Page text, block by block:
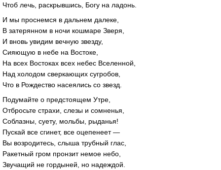
Чтоб лечь, раскрывшись, Богу на ладонь.
И мы проснемся в дальнем далеке,
В затерянном в ночи кошмаре Зверя,
И вновь увидим вечную звезду,
Сияющую в небе на Востоке,
На всех Востоках всех небес Вселенной,
Над холодом сверкающих сугробов,
Что в Рождество насеялись со звезд.
Подумайте о предстоящем Утре,
Отбросьте страхи, слезы и сомненья,
Соблазны, суету, мольбы, рыданья!
Пускай все сгинет, все оцепенеет —
Вы возродитесь, слыша трубный глас,
Ракетный гром пронзит немое небо,
Звучащий не гордыней, но надеждой.